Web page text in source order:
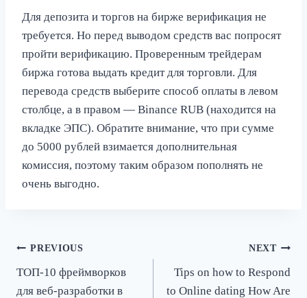
Для депозита и торгов на бирже верификация не
требуется. Но перед выводом средств вас попросят
пройти верификацию. Проверенным трейдерам
биржа готова выдать кредит для торговли. Для
перевода средств выберите способ оплаты в левом
столбце, а в правом — Binance RUB (находится на
вкладке ЭПС). Обратите внимание, что при сумме
до 5000 рублей взимается дополнительная
комиссия, поэтому таким образом пополнять не
очень выгодно.
Post
navigation
PREVIOUS
ТОП-10 фреймворков
для веб-разработки в
NEXT
Tips on how to Respond
to Online dating How Are